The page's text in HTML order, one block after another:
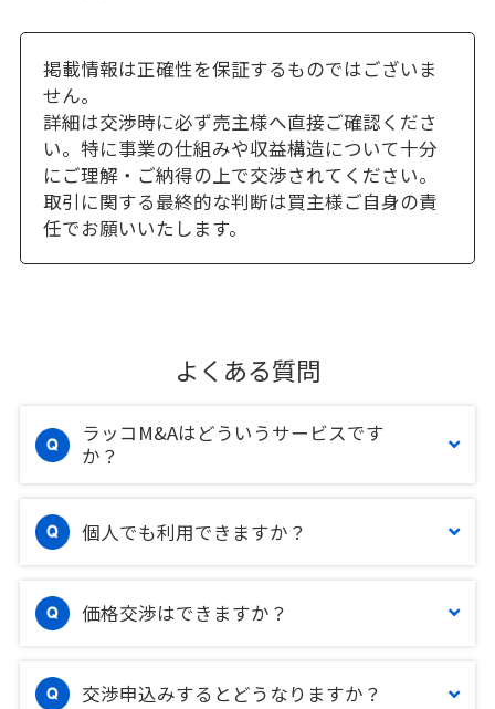
掲載情報は正確性を保証するものではございま
せん。
詳細は交渉時に必ず売主様へ直接ご確認くださ
い。特に事業の仕組みや収益構造について十分
にご理解・ご納得の上で交渉されてください。
取引に関する最終的な判断は買主様ご自身の責
任でお願いいたします。
よくある質問
ラッコM&Aはどういうサービスです
か？
個人でも利用できますか？
価格交渉はできますか？
交渉申込みするとどうなりますか？